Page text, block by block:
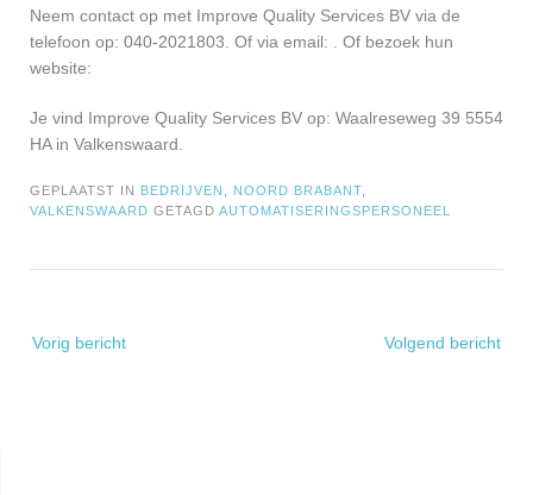
Neem contact op met Improve Quality Services BV via de
telefoon op: 040-2021803. Of via email:
. Of bezoek hun
website:
Je vind Improve Quality Services BV op: Waalreseweg 39 5554
HA in Valkenswaard.
GEPLAATST IN BEDRIJVEN NOORD BRABANT
VALKENSWAARD GETAGD AUTOMATISERINGSPERSONEEL
navigatie
Vorig bericht Volgend bericht